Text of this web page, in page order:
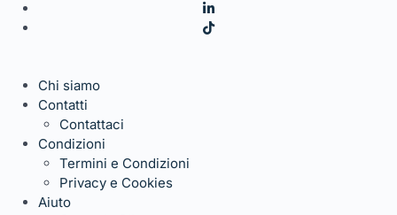
Chi siamo
Contatti
Contattaci
Condizioni
Termini e Condizioni
Privacy e Cookies
Aiuto